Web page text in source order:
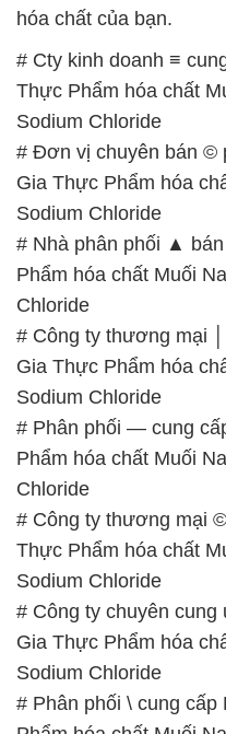
# Đơn vị chuyên bán ©
Gia Thực Phẩm hóa
Sodium Chloride
# Nhà phân phối ▲
Phẩm hóa chất Muối
Chloride
# Công ty thương mại
Gia Thực Phẩm hóa
Sodium Chloride
# Phân phối — cung
Phẩm hóa chất Muối
Chloride
# Công ty thương mại
Thực Phẩm hóa chất
Sodium Chloride
# Công ty chuyên
Gia Thực Phẩm hóa
Sodium Chloride
# Phân phối \ cung
Phẩm hóa chất Muối
Chloride
# Cty phân phối ⌡
Thực Phẩm hóa chất
Sodium Chloride